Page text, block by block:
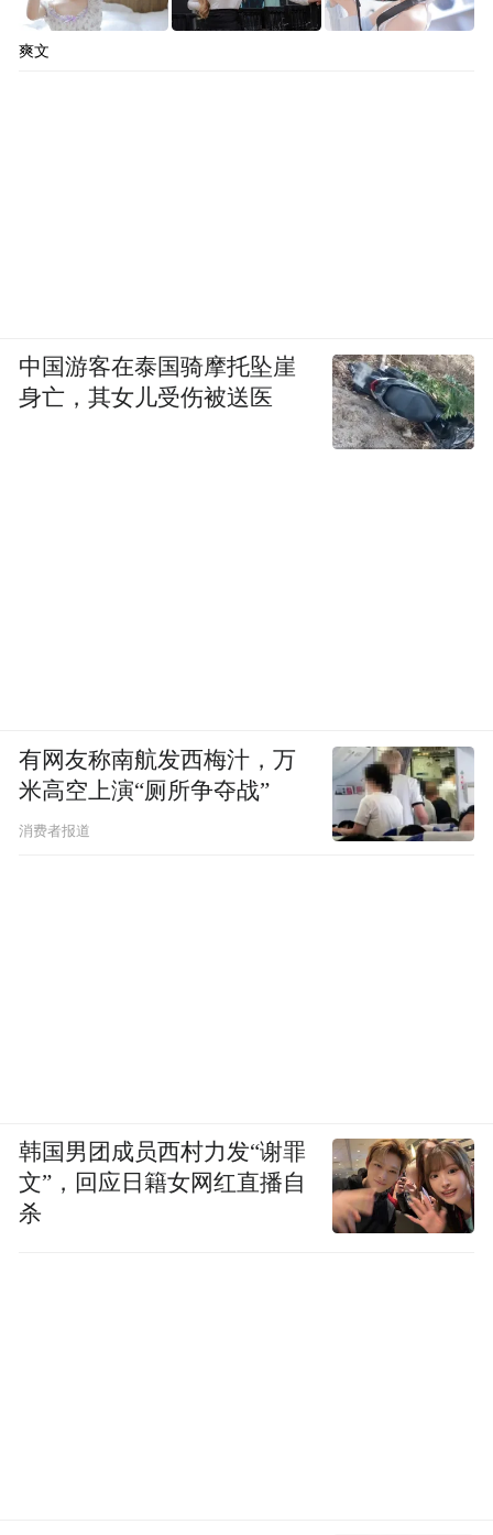
爽文
中国游客在泰国骑摩托坠崖
身亡，其女儿受伤被送医
有网友称南航发西梅汁，万
米高空上演“厕所争夺战”
消费者报道
韩国男团成员西村力发“谢罪
文”，回应日籍女网红直播自
杀